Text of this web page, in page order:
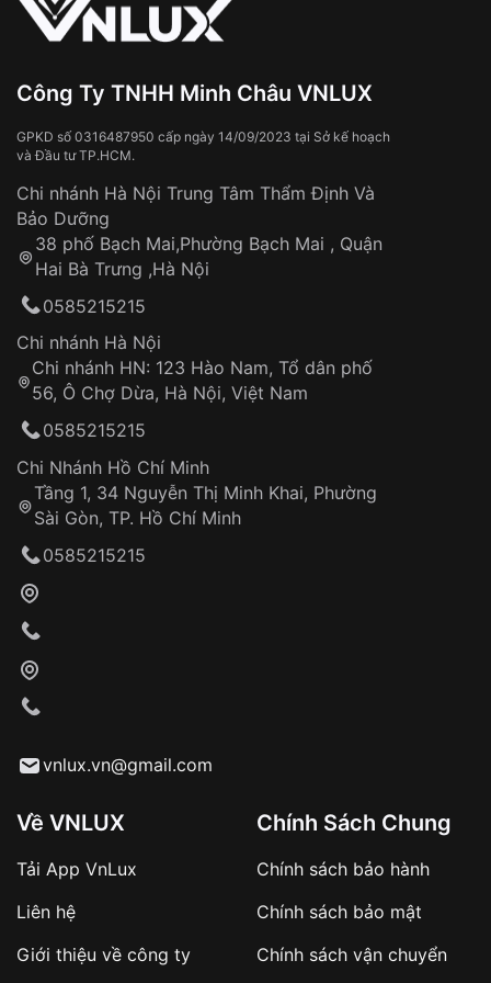
Từ khóa SEO:
Thời gian vận chuyển trung bình: 3 – 5 ngày
làm việc
Áp dụng cho tất cả tỉnh thành trên toàn quốc
Thời gian tính từ khi xác nhận đơn hàng thành
công
Hotline: 0585 215 215
Từ khóa SEO:
Khách hàng kiểm tra và thanh toán trực tiếp
Từ khóa SEO:
sản phẩm đặc biệt
hàng
Tiếp xúc với hóa chất, chất tẩy rửa
Đeo đồng hồ khi tắm nước nóng, xông
Đồng hồ bị hư hỏng do:
Tai nạn hoặc tác động từ bên ngoài
Hao mòn tự nhiên theo thời gian:
Dây đeo
Sản phẩm đã bị:
Tự ý sửa chữa
thống VNLUX
Đảm bảo quyền lợi khách hàng
Đồng hành cùng khách hàng trong suốt quá
trình sử dụng
Công Ty TNHH Minh Châu VNLUX
GPKD số 0316487950 cấp ngày 14/09/2023 tại Sở kế hoạch
và Đầu tư TP.HCM.
Chi nhánh Hà Nội Trung Tâm Thẩm Định Và
Bảo Dưỡng
38 phố Bạch Mai,Phường Bạch Mai , Quận
Hai Bà Trưng ,Hà Nội
0585215215
Chi nhánh Hà Nội
Chi nhánh HN: 123 Hào Nam, Tổ dân phố
56, Ô Chợ Dừa, Hà Nội, Việt Nam
0585215215
Chi Nhánh Hồ Chí Minh
Tầng 1, 34 Nguyễn Thị Minh Khai, Phường
Sài Gòn, TP. Hồ Chí Minh
0585215215
vnlux.vn@gmail.com
Về VNLUX
Tải App VnLux
Liên hệ
Giới thiệu về công ty
Chính Sách Chung
Chính sách bảo hành
Chính sách bảo mật
Chính sách vận chuyển